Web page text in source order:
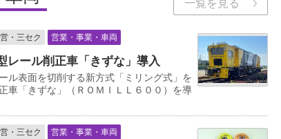
・三セク 営業・事業・車両
ール削正車「きずな」導入
ル表面を切削する新方式「ミリング式」を
車「きずな」（ＲＯＭＩＬＬ６００）を導
・三セク 営業・事業・車両